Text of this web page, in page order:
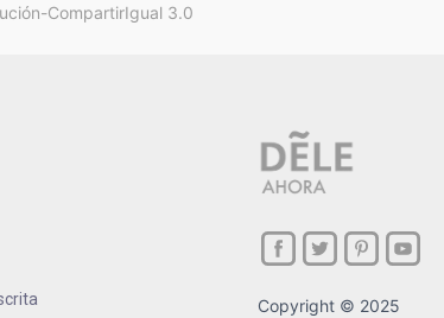
CompartirIgual 3.0
Copyright © 2025